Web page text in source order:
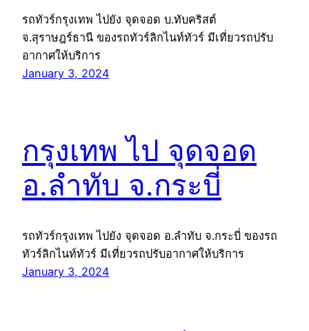
รถทัวร์กรุงเทพ ไปยัง จุดจอด บ.ทับคริสต์
จ.สุราษฎร์ธานี ของรถทัวร์ลิกไนท์ทัวร์ มีเที่ยวรถปรับ
อากาศให้บริการ
January 3, 2024
กรุงเทพ ไป จุดจอด
อ.ลำทับ จ.กระบี่
รถทัวร์กรุงเทพ ไปยัง จุดจอด อ.ลำทับ จ.กระบี่ ของรถ
ทัวร์ลิกไนท์ทัวร์ มีเที่ยวรถปรับอากาศให้บริการ
January 3, 2024